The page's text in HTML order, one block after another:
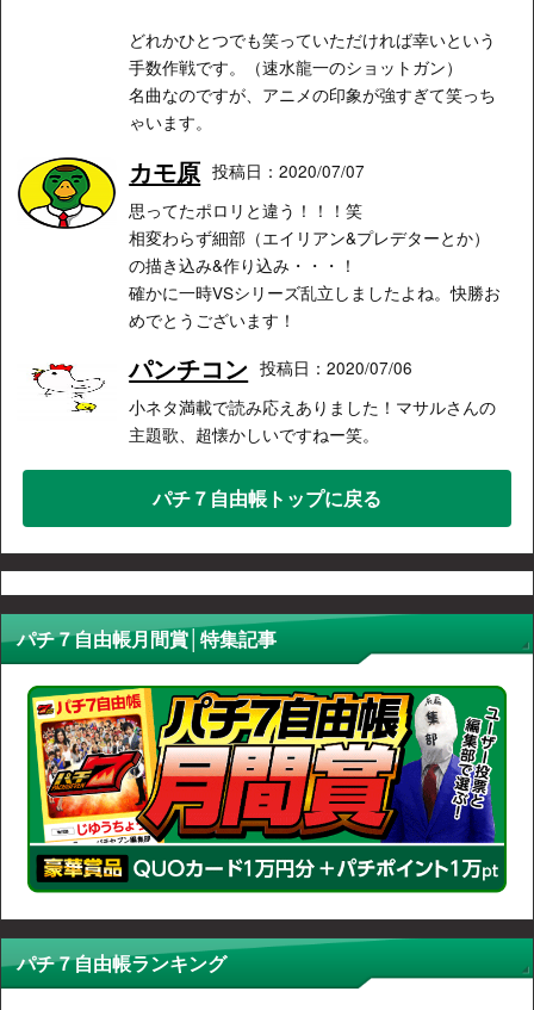
どれかひとつでも笑っていただければ幸いという
手数作戦です。（速水龍一のショットガン）
名曲なのですが、アニメの印象が強すぎて笑っち
ゃいます。
カモ原 投稿日：2020/07/07
思ってたポロリと違う！！！笑
相変わらず細部（エイリアン&プレデターとか）
の描き込み&作り込み・・・！
確かに一時VSシリーズ乱立しましたよね。快勝お
めでとうございます！
パンチコン 投稿日：2020/07/06
小ネタ満載で読み応えありました！マサルさんの
主題歌、超懐かしいですねー笑。
パチ７自由帳トップに戻る
パチ７自由帳月間賞│特集記事
パチ７自由帳ランキング